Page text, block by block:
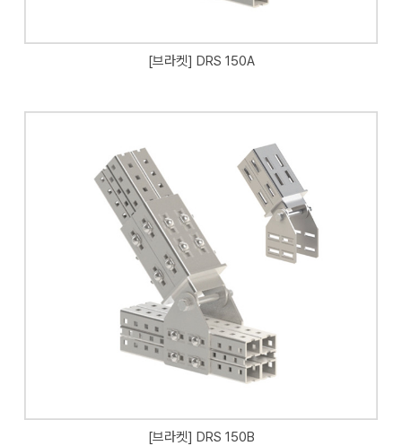
[브라켓] DRS 150A
[브라켓] DRS 150B